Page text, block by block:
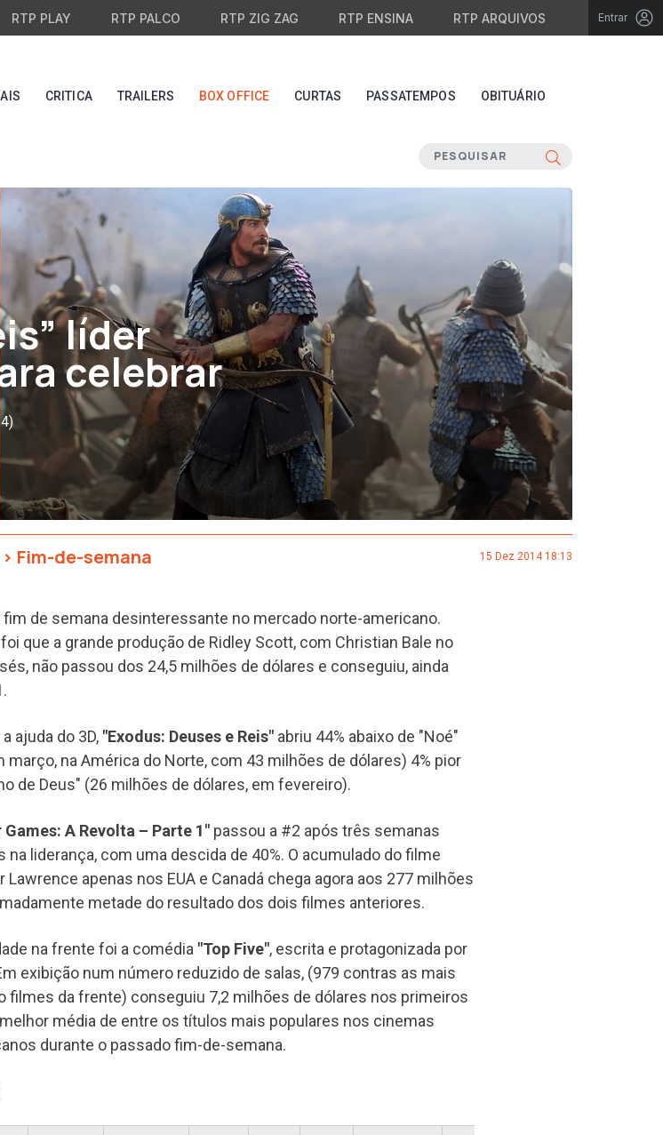
RTP PLAY RTP PALCO RTP ZIG ZAG RTP ENSINA RTP ARQUIVOS Entrar
CRITICA TRAILERS BOX OFFICE CURTAS PASSATEMPOS OBITUÁRIO
líder
celebrar
> Fim-de-semana 15 Dez 2014 18:13
fim de semana desinteressante no mercado norte-americano.
que a grande produção de Ridley Scott, com Christian Bale no
não passou dos 24,5 milhões de dólares e conseguiu, ainda
ajuda do 3D, "Exodus: Deuses e Reis" abriu 44% abaixo de "Noé"
março, na América do Norte, com 43 milhões de dólares) 4% pior
de Deus" (26 milhões de dólares, em fevereiro).
Games: A Revolta – Parte 1" passou a #2 após três semanas
na liderança, com uma descida de 40%. O acumulado do filme
apenas nos EUA e Canadá chega agora aos 277 milhões
metade do resultado dos dois filmes anteriores.
na frente foi a comédia "Top Five", escrita e protagonizada por
exibição num número reduzido de salas, (979 contras as mais
filmes da frente) conseguiu 7,2 milhões de dólares nos primeiros
média de entre os títulos mais populares nos cinemas
durante o passado fim-de-semana.